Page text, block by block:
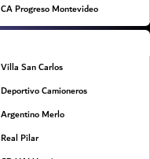
CA Progreso Montevideo
Villa San Carlos
Deportivo Camioneros
Argentino Merlo
Real Pilar